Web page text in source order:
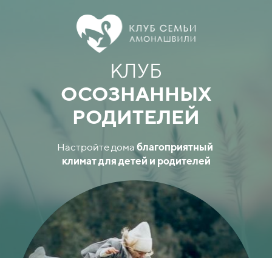
КЛУБ
ОСОЗНАННЫХ
РОДИТЕЛЕЙ
Настройте домаблагоприятный
климат для детей и родителей